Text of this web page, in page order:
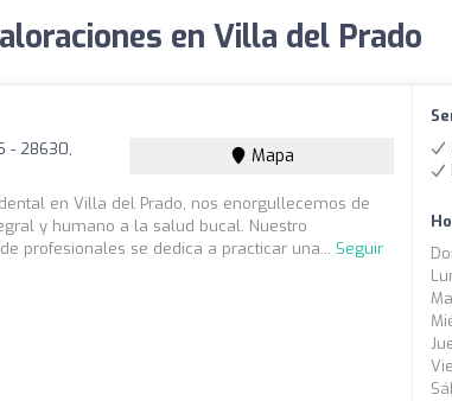
en Villa del Prado
- 28630,
Mapa
en Villa del Prado, nos enorgullecemos de
y humano a la salud bucal. Nuestro
profesionales se dedica a practicar una... Seguir